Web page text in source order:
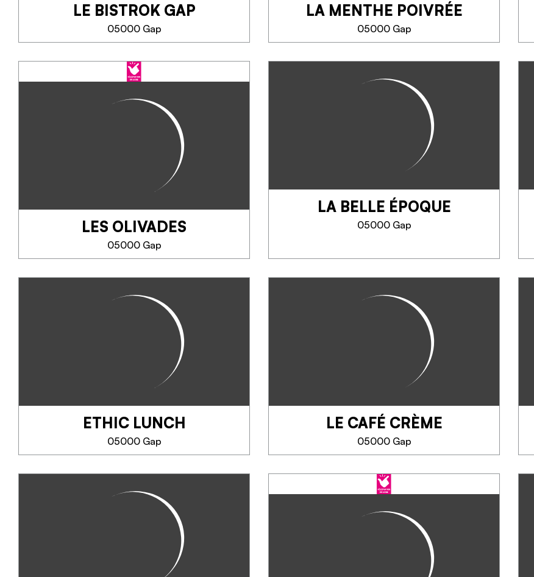
LE BISTROK GAP
05000 Gap
LE BISTROK GAP
Le Bistrok, une adresse tendance
où riment liberté, convivialité et
audace. Une cuisine maison aux
saveurs du monde pour faire
SAPERNE DI PIÙ
LA MENTHE POIVRÉE
05000 Gap
LA MENTHE POIVRÉE
Cucina con prodotti freschi e di
stagione che unisce tradizione e
creatività. Durante la stagione
estiva lo chef coltiva le verdure
TELEFONO
LES OLIVADES
05000 Gap
LES OLIVADES
Un aperitivo nei giardini, un
pranzo o una cena sulla terrazza
o nelle sale con i soffitti a volta,
lasciatevi tentare dai piatti
preparati dagli chef che
privilegiano la filiera corta e...
TELEFONO
LA BELLE ÉPOQUE
05000 Gap
LA BELLE ÉPOQUE
Cucina tradizionale, pizze, crêpes,
TELEFONO
ETHIC LUNCH
05000 Gap
ETHIC LUNCH
Un concetto di fast food eco-
responsabile che utilizza prodotti
sostenibile, per offrirvi un pranzo
LE CAFÉ CRÈME
05000 Gap
LE CAFÉ CRÈME
Specialità: cheeseburger, tartare
di manzo, omelette, lasagne,
piatto del giorno, patatine fritte
ogni venerdì. Aïoli ogni primo
martedì del mese. Formula